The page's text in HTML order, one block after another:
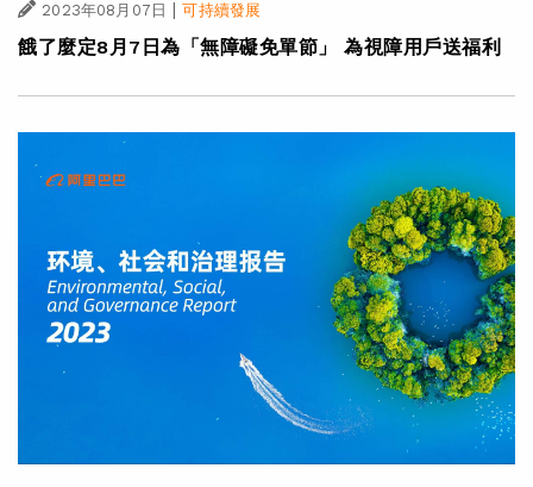
2023年08月07日 可持續發展
餓了麼定8月7日為「無障礙免單節」 為視障用戶送福利